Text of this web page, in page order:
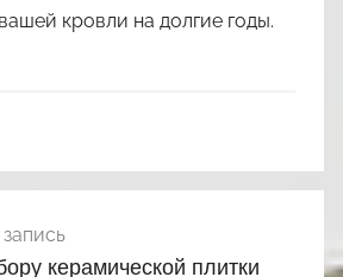
кровли на долгие годы.
керамической плитки